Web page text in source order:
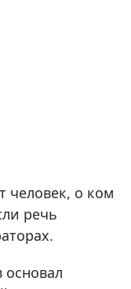
человек, о ком
речь
основал